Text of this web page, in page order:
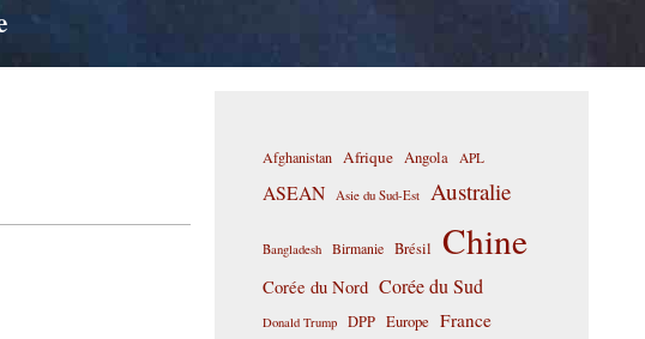
Afghanistan Afrique Angola APL
ASEAN Asie du Sud-Est Australie
Bangladesh Birmanie Brésil Chine
Corée du Nord Corée du Sud
Donald Trump DPP Europe France